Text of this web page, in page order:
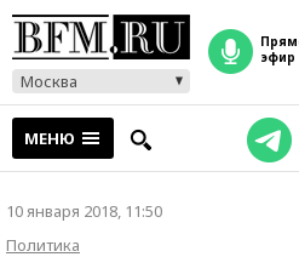
Москва
прямой
эфир
МЕНЮ
10 января 2018, 11:50
Политика